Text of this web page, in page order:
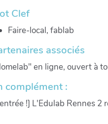
Clef
Faire-local, fablab
associés
en ligne, ouvert à
complément :
!] L'Edulab Rennes 2